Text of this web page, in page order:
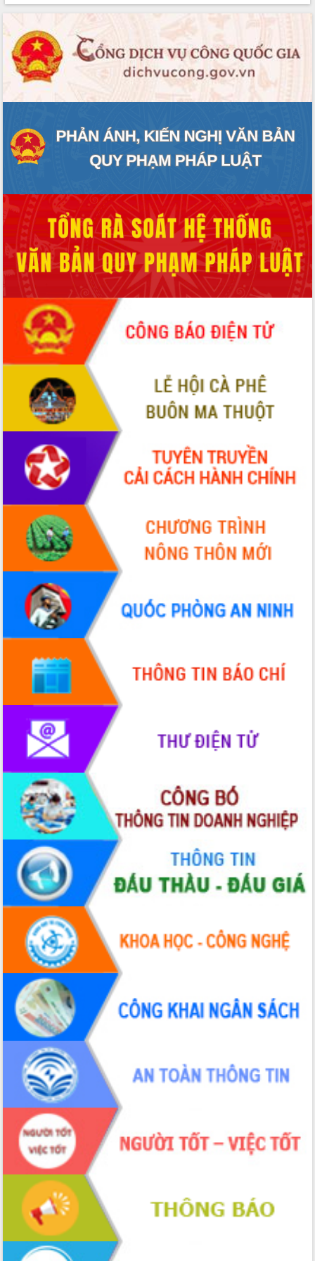
ứng để giữ vững thị trường xuất khẩu
phá cơ chế - Hợp tác công tư
Đề án 06 tạo bước ngoặt đột phá trong
cải cách hành chính tỉnh Đắk Lắk
Kết nối tour, đẩy mạnh chuyển đổi số
để phát triển du lịch Đắk Lắk
tầng kỹ thuật Cụm công nghiệp Tân
Tiến
Gặp mặt các cơ quan báo chí nhân Kỷ
mạng Việt Nam
Đắk Lắk sơ kết 4 năm triển khai thực
hiện Đề án 06 của Chính phủ
Họp báo thông tin về Hội nghị Công bố
Quy hoạch và Xúc tiến đầu tư tỉnh Đắk
Lắk
Khơi thông điểm nghẽn, đẩy nhanh
giải ngân vốn khắc phục thiên tai
HĐND tỉnh thông qua điều chỉnh Quy
hoạch tỉnh thời kỳ 2021-2030
Hội thảo góp ý hồ sơ điều chỉnh quy
hoạch tỉnh Đắk Lắk thời kỳ 2021-2030,
tầm nhìn đến năm 2050
Nâng cao hiệu quả hoạt động của các
doanh nghiệp nhà nước
Hội nghị triển khai kết nối mạng
truyền số liệu chuyên dùng phục vụ cơ
quan Đảng, Nhà nước
Lễ phát động chuỗi hoạt động chung
tay làm sạch môi trường
Xã Ea Kar bước chuyển mình trong
công tác cải cách hành chính mô hình
mới
UBND tỉnh họp báo định kỳ tháng 4
Hội thảo khoa học “Giải pháp thúc đẩy
phát triển nền kinh tế xanh tại tỉnh
Đắk Lắk”
Tăng cường giám sát, đôn đốc thực
hiện nhiệm vụ quản lý tài sản công
hàng tuần
Tháo gỡ những vướng mắc, đẩy mạnh
công tác cải cách thủ tục hành chính
tại Trung tâm Phục vụ hành chính
công tỉnh
Đắk Lắk: Tôn vinh 46 giải pháp tại Hội
thi Sáng tạo Kỹ thuật 2024 - 2025
Đắk Lắk rà soát, điều chỉnh Đề án 190
về phát triển nuôi trồng thủy sản
Phó Chủ tịch UBND tỉnh Đắk Lắk
Trương Công Thái kiểm tra thực địa
Dự án cao tốc Khánh Hòa - Buôn Ma
Thuột
Định vị cà phê Việt Nam như một “di
sản sống” trong dòng chảy toàn cầu
Xây dựng nông thôn mới: Nâng cao đời
sống người dân từ những mô hình thiết
Quyết liệt tháo gỡ vướng mắc, đẩy
nhanh tiến độ các dự án trọng điểm
trong Khu kinh tế Nam Phú Yên
Hòn Yến phát triển du lịch gắn với bảo
tồn biển
Lấy ý kiến điều chỉnh Quy hoạch tỉnh
Đắk Lắk thời kỳ 2021-2030, tầm nhìn
đến năm 2050
Phát động chiến dịch 30 ngày đêm
giải phóng mặt bằng Tuyến đường bộ
ven biển
Đắk Lắk nỗ lực thúc đẩy tăng trưởng
kinh tế từ 10% trở lên trong Quý
II/2026
Đắk Lắk ký kết thỏa thuận hợp tác về
chuyển đổi số giai đoạn 2026 – 2030
với Tập đoàn Bưu chính Viễn thông
Việt Nam
Thứ trưởng Bộ Y tế làm việc với tỉnh
Đắk Lắk về phát triển nhân lực y tế
cho trạm y tế cấp xã
Du lịch Đắk Lắk nâng tầm trải nghiệm